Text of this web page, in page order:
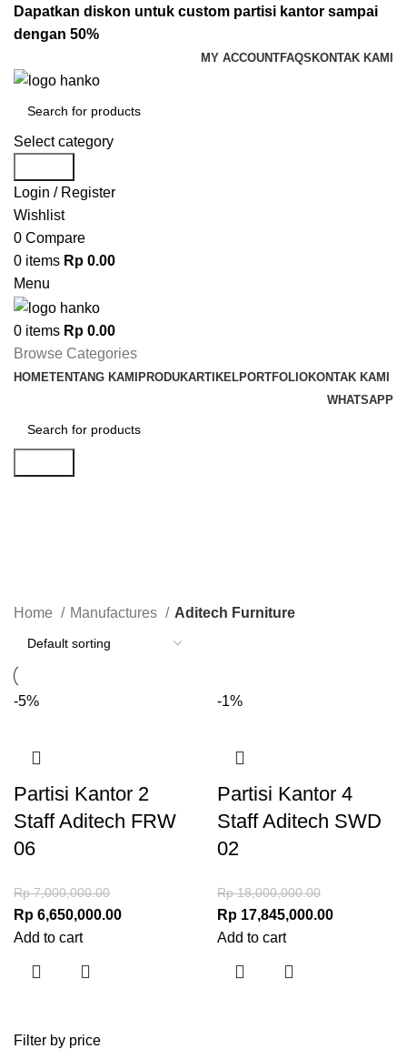
Dapatkan diskon untuk custom partisi kantor sampai
dengan 50%
MY ACCOUNTFAQS KONTAK KAMI
Select category
Login / Register
Wishlist
0 Compare
0 items Rp 0.00
Menu
0 items Rp 0.00
Browse Categories
HOMETENTANG KAMIPRODUKARTIKELPORTFOLIOKONTAK KAMI
WHATSAPP
Filter by price
Home Manufactures Aditech Furniture
-5%
Partisi Kantor 2
Staff Aditech FRW
06
Rp7,000,000.00
Rp 6,650,000.00
Add to cart
-1%
Partisi Kantor 4
Staff Aditech SWD
02
Rp18,000,000.00
Rp 17,845,000.00
Add to cart